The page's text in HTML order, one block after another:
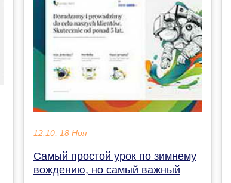
12:10, 18 Ноя
Самый простой урок по зимнему
вождению, но самый важный